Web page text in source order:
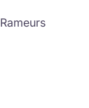
Rameurs